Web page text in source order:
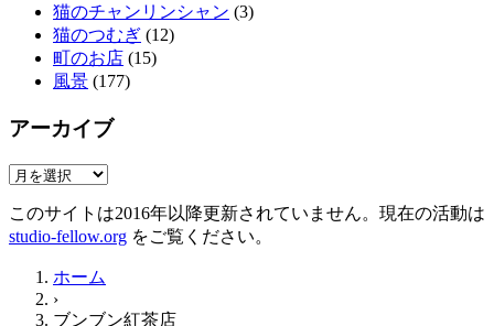
猫のチャンリンシャン (3)
猫のつむぎ (12)
町のお店 (15)
風景 (177)
アーカイブ
ア
カ
イ
このサイトは2016年以降更新されていません。現在の活動は
studio-fellow.org をご覧ください。
ホーム
›
ブンブン紅茶店